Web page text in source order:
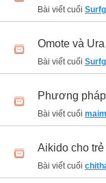
Bài viết cuối
Omote và Ura
Bài viết cuối
Phương
Bài viết cuối
Aikido cho trẻ
Bài viết cuối